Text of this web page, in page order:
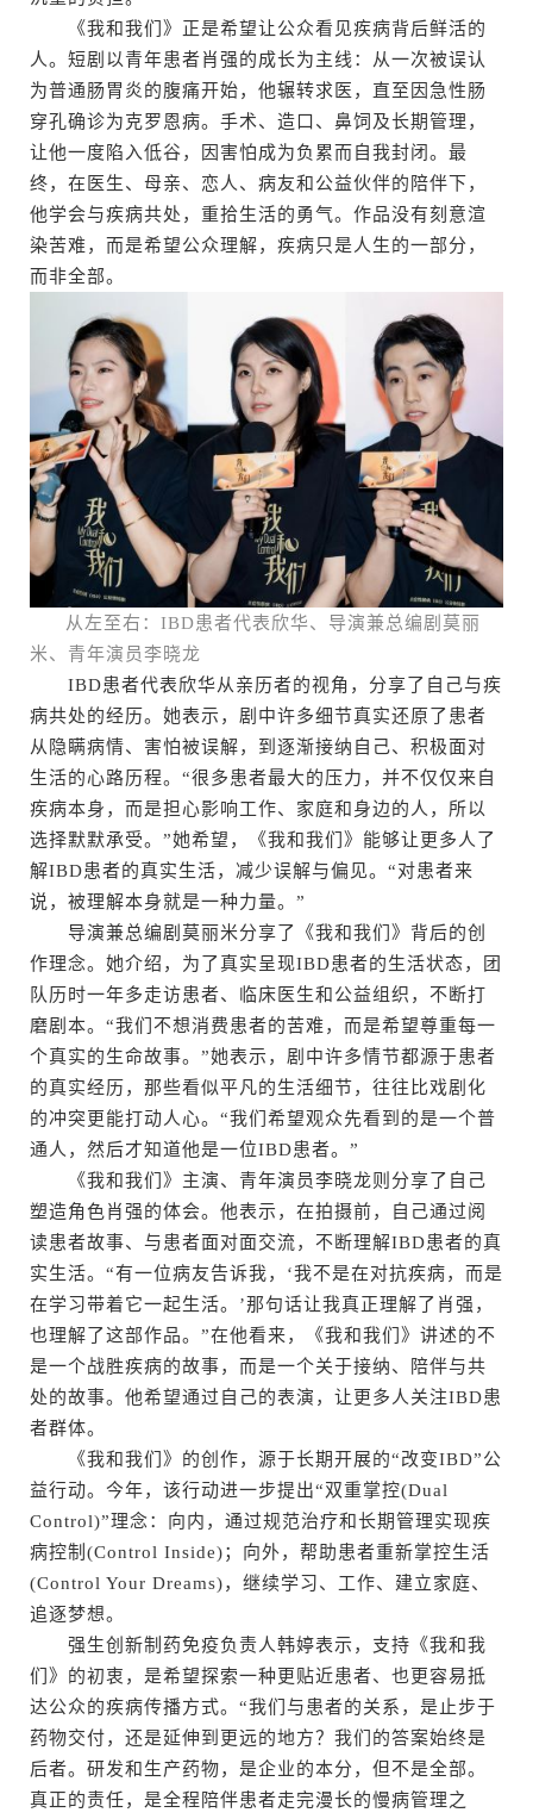
《我和我们》正是希望让公众看见疾病背后鲜活的
人。短剧以青年患者肖强的成长为主线：从一次被误认
为普通肠胃炎的腹痛开始，他辗转求医，直至因急性肠
穿孔确诊为克罗恩病。手术、造口、鼻饲及长期管理，
让他一度陷入低谷，因害怕成为负累而自我封闭。最
终，在医生、母亲、恋人、病友和公益伙伴的陪伴下，
他学会与疾病共处，重拾生活的勇气。作品没有刻意渲
染苦难，而是希望公众理解，疾病只是人生的一部分，
而非全部。
从左至右：IBD患者代表欣华、导演兼总编剧莫丽
米、青年演员李晓龙
IBD患者代表欣华从亲历者的视角，分享了自己与疾
病共处的经历。她表示，剧中许多细节真实还原了患者
从隐瞒病情、害怕被误解，到逐渐接纳自己、积极面对
生活的心路历程。“很多患者最大的压力，并不仅仅来自
疾病本身，而是担心影响工作、家庭和身边的人，所以
选择默默承受。”她希望，《我和我们》能够让更多人了
解IBD患者的真实生活，减少误解与偏见。“对患者来
说，被理解本身就是一种力量。”
导演兼总编剧莫丽米分享了《我和我们》背后的创
作理念。她介绍，为了真实呈现IBD患者的生活状态，团
队历时一年多走访患者、临床医生和公益组织，不断打
磨剧本。“我们不想消费患者的苦难，而是希望尊重每一
个真实的生命故事。”她表示，剧中许多情节都源于患者
的真实经历，那些看似平凡的生活细节，往往比戏剧化
的冲突更能打动人心。“我们希望观众先看到的是一个普
通人，然后才知道他是一位IBD患者。”
《我和我们》主演、青年演员李晓龙则分享了自己
塑造角色肖强的体会。他表示，在拍摄前，自己通过阅
读患者故事、与患者面对面交流，不断理解IBD患者的真
实生活。“有一位病友告诉我，‘我不是在对抗疾病，而是
在学习带着它一起生活。’那句话让我真正理解了肖强，
也理解了这部作品。”在他看来，《我和我们》讲述的不
是一个战胜疾病的故事，而是一个关于接纳、陪伴与共
处的故事。他希望通过自己的表演，让更多人关注IBD患
者群体。
《我和我们》的创作，源于长期开展的“改变IBD”公
益行动。今年，该行动进一步提出“双重掌控(Dual
Control)”理念：向内，通过规范治疗和长期管理实现疾
病控制(Control Inside)；向外，帮助患者重新掌控生活
(Control Your Dreams)，继续学习、工作、建立家庭、
追逐梦想。
强生创新制药免疫负责人韩婷表示，支持《我和我
们》的初衷，是希望探索一种更贴近患者、也更容易抵
达公众的疾病传播方式。“我们与患者的关系，是止步于
药物交付，还是延伸到更远的地方？我们的答案始终是
后者。研发和生产药物，是企业的本分，但不是全部。
真正的责任，是全程陪伴患者走完漫长的慢病管理之